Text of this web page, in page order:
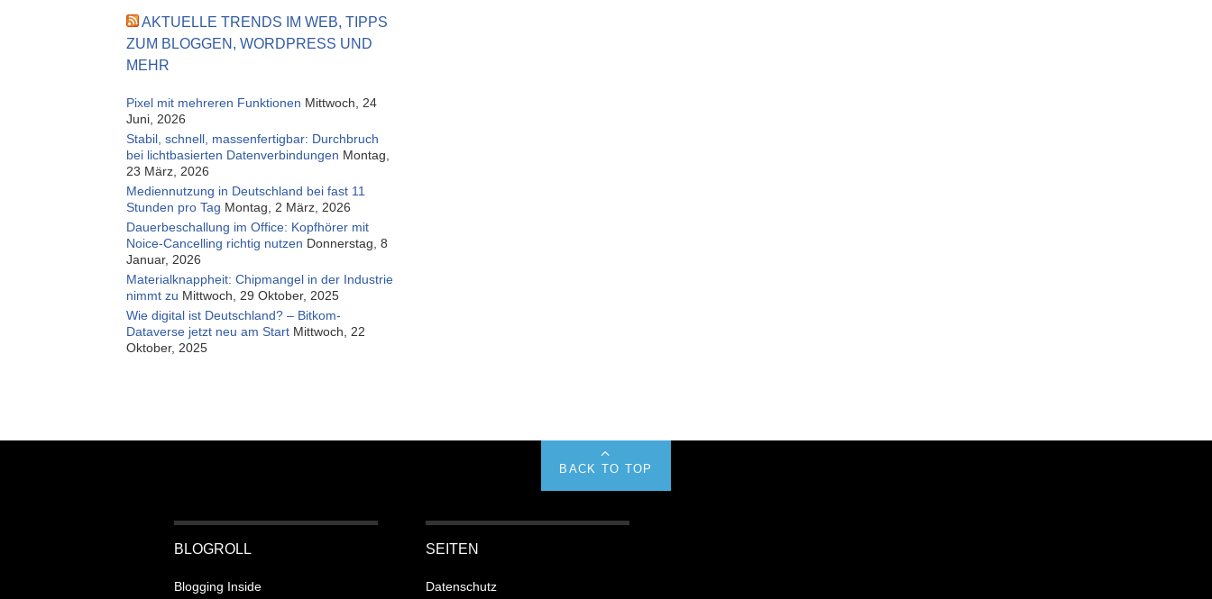
AKTUELLE TRENDS IM WEB, TIPPS
ZUM BLOGGEN, WORDPRESS UND
MEHR
Pixel mit mehreren Funktionen Mittwoch, 24
Juni, 2026
Stabil, schnell, massenfertigbar: Durchbruch
bei lichtbasierten Datenverbindungen Montag,
23 März, 2026
Mediennutzung in Deutschland bei fast 11
Stunden pro Tag Montag, 2 März, 2026
Dauerbeschallung im Office: Kopfhörer mit
Noice-Cancelling richtig nutzen Donnerstag, 8
Januar, 2026
Materialknappheit: Chipmangel in der Industrie
nimmt zu Mittwoch, 29 Oktober, 2025
Wie digital ist Deutschland? – Bitkom-
Dataverse jetzt neu am Start Mittwoch, 22
Oktober, 2025
BACK TO TOP
BLOGROLL
Blogging Inside
SEITEN
Datenschutz